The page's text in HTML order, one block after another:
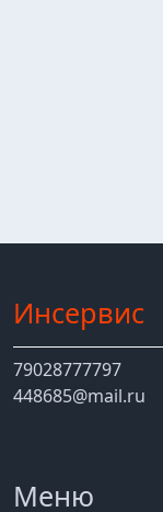
Инсервис
79028777797
448685@mail.ru
Меню